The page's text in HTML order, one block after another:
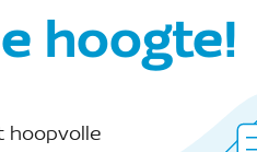
Dobruska, Czech
Volunteering week in
of meaningful […]
hoogte!
hoopvolle